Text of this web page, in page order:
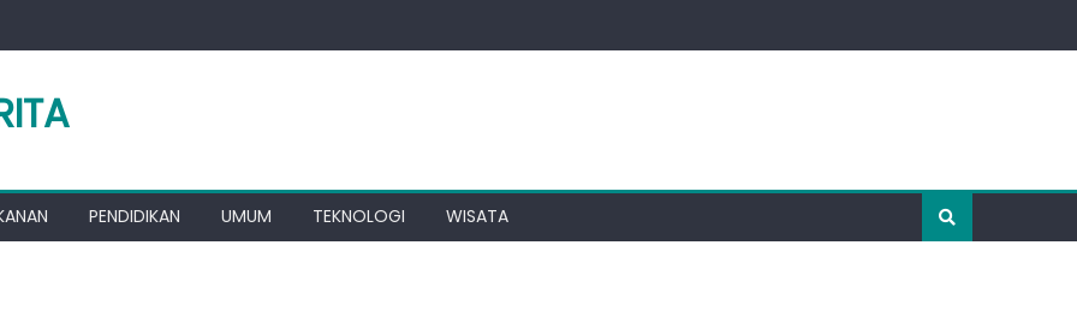
PENDIDIKAN UMUM TEKNOLOGI WISATA